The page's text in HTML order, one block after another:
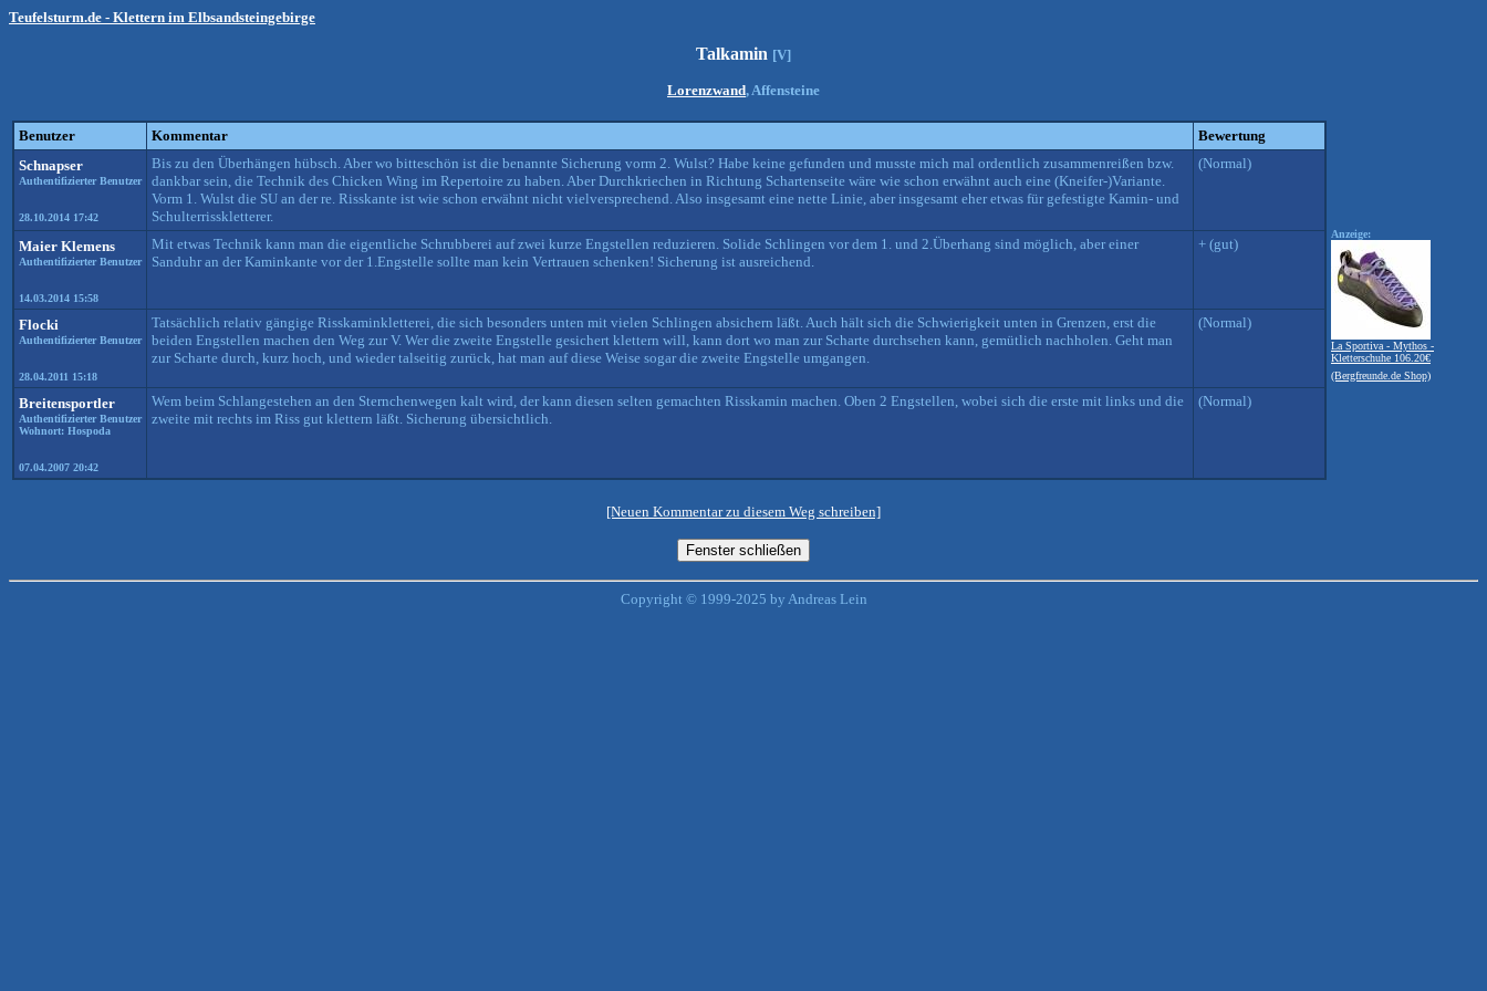
Teufelsturm.de - Klettern im Elbsandsteingebirge
Talkamin [V]
Lorenzwand, Affensteine
Benutzer Kommentar
Bewertung
Schnapser
Authentifizierter Benutzer
28.10.2014 17:42
Bis zu den Überhängen hübsch. Aber wo bitteschön ist die benannte Sicherung vorm 2. Wulst? Habe keine gefunden und musste mich mal ordentlich zusammenreißen bzw.
dankbar sein, die Technik des Chicken Wing im Repertoire zu haben. Aber Durchkriechen in Richtung Schartenseite wäre wie schon erwähnt auch eine (Kneifer-)Variante.
Vorm 1. Wulst die SU an der re. Risskante ist wie schon erwähnt nicht vielversprechend. Also insgesamt eine nette Linie, aber insgesamt eher etwas für gefestigte Kamin- und
Schulterrisskletterer.
(Normal)
Maier Klemens
Authentifizierter Benutzer
14.03.2014 15:58
Mit etwas Technik kann man die eigentliche Schrubberei auf zwei kurze Engstellen reduzieren. Solide Schlingen vor dem 1. und 2.Überhang sind möglich, aber einer
Sanduhr an der Kaminkante vor der 1.Engstelle sollte man kein Vertrauen schenken! Sicherung ist ausreichend.
+ (gut)
Flocki
Authentifizierter Benutzer
28.04.2011 15:18
Tatsächlich relativ gängige Risskaminkletterei, die sich besonders unten mit vielen Schlingen absichern läßt. Auch hält sich die Schwierigkeit unten in Grenzen, erst die
beiden Engstellen machen den Weg zur V. Wer die zweite Engstelle gesichert klettern will, kann dort wo man zur Scharte durchsehen kann, gemütlich nachholen. Geht man
zur Scharte durch, kurz hoch, und wieder talseitig zurück, hat man auf diese Weise sogar die zweite Engstelle umgangen.
(Normal)
Breitensportler
Authentifizierter Benutzer
Wohnort: Hospoda
07.04.2007 20:42
Wem beim Schlangestehen an den Sternchenwegen kalt wird, der kann diesen selten gemachten Risskamin machen. Oben 2 Engstellen, wobei sich die erste mit links und die
zweite mit rechts im Riss gut klettern läßt. Sicherung übersichtlich.
(Normal)
Anzeige:
La Sportiva - Mythos -
Kletterschuhe 106.20€
(Bergfreunde.de Shop)
[Neuen Kommentar zu diesem Weg schreiben]
Copyright © 1999-2025 by Andreas Lein